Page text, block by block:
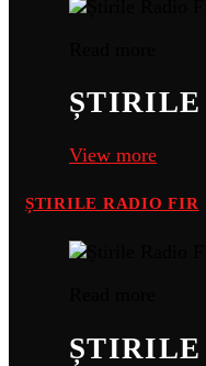
View more
ȘTIRILE RADIO FIR